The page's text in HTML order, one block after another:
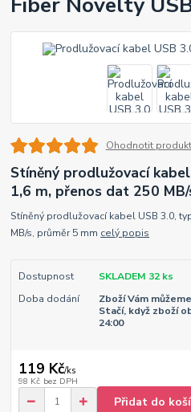
Ohodnotit produkt
Stíněný prodlužovací
1,6 m, přenos dat 250
Stíněný prodlužovací kabel USB 3.0,
MB/s, průměr 5 mm celý popis
Dostupnost
SKLADEM 32 ks
Doba dodání
Zboží Vám
Stačí, když zboží
24:00
119 Kč/ks
98 Kč bez DPH
Přidat do